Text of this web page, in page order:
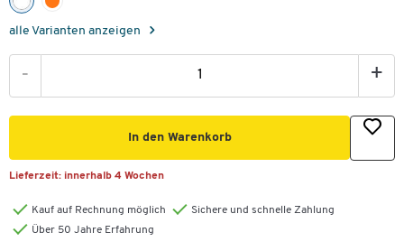
alle Varianten anzeigen
- +
In den Warenkorb
Lieferzeit: innerhalb 4 Wochen
Kauf auf Rechnung möglich
Sichere und schnelle Zahlung
Über 50 Jahre Erfahrung